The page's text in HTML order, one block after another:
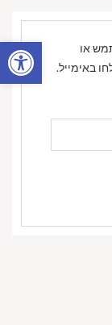
פתח
או
באימייל.